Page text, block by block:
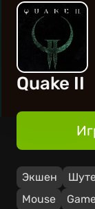
Quake II
Экшен
Mouse